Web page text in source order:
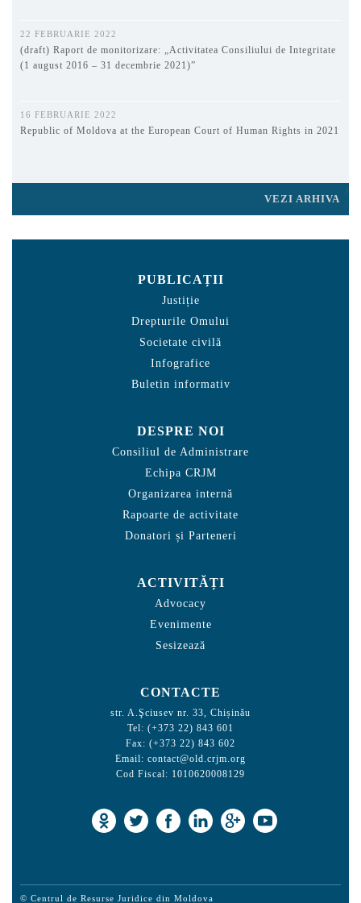
22 FEBRUARIE 2022
(draft) Raport de monitorizare: „Activitatea Consiliului de Integritate
(1 august 2016 – 31 decembrie 2021)”
16 FEBRUARIE 2022
Republic of Moldova at the European Court of Human Rights in 2021
VEZI ARHIVA
PUBLICAȚII
Justiție
Drepturile Omului
Societate civilă
Infografice
Buletin informativ
DESPRE NOI
Consiliul de Administrare
Echipa CRJM
Organizarea internă
Rapoarte de activitate
Donatori și Parteneri
ACTIVITĂȚI
Advocacy
Evenimente
Sesizează
CONTACTE
str. A.Şciusev nr. 33, Chișinău
Tel: (+373 22) 843 601
Fax: (+373 22) 843 602
Email: contact@old.crjm.org
Cod Fiscal: 1010620008129
© Centrul de Resurse Juridice din Moldova